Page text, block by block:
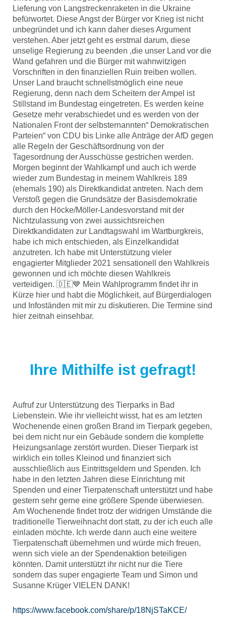
Lieferung von Langstreckenraketen in die Ukraine
befürwortet. Diese Angst der Bürger vor Krieg ist nicht
unbegründet und ich kann daher dieses Argument
verstehen. Aber jetzt geht es erstmal darum, diese
unselige Regierung zu beenden ,die unser Land vor die
Wand gefahren und die Bürger mit wahnwitzigen
Vorschriften in den finanziellen Ruin treiben wollen.
Unser Land braucht schnellstmöglich eine neue
Regierung, denn nach dem Scheitern der Ampel ist
Stillstand im Bundestag eingetreten. Es werden keine
Gesetze mehr verabschiedet und es werden von der
Nationalen Front der selbsternannten“ Demokratischen
Parteien“ von CDU bis Linke alle Anträge der AfD gegen
alle Regeln der Geschäftsordnung von der
Tagesordnung der Ausschüsse gestrichen werden.
Morgen beginnt der Wahlkampf und auch ich werde
wieder zum Bundestag in meinem Wahlkreis 189
(ehemals 190) als Direktkandidat antreten. Nach dem
Verstoß gegen die Grundsätze der Basisdemokratie
durch den Höcke/Möller-Landesvorstand mit der
Nichtzulassung von zwei aussichtsreichen
Direktkandidaten zur Landtagswahl im Wartburgkreis,
habe ich mich entschieden, als Einzelkandidat
anzutreten. Ich habe mit Unterstützung vieler
engagierter Mitglieder 2021 sensationell den Wahlkreis
gewonnen und ich möchte diesen Wahlkreis
verteidigen. 🇩🇪💙 Mein Wahlprogramm findet ihr in
Kürze hier und habt die Möglichkeit, auf Bürgerdialogen
und Infoständen mit mir zu diskutieren. Die Termine sind
hier zeitnah einsehbar.
Ihre Mithilfe ist gefragt!
Aufruf zur Unterstützung des Tierparks in Bad
Liebenstein. Wie ihr vielleicht wisst, hat es am letzten
Wochenende einen großen Brand im Tierpark gegeben,
bei dem nicht nur ein Gebäude sondern die komplette
Heizungsanlage zerstört wurden. Dieser Tierpark ist
wirklich ein tolles Kleinod und finanziert sich
ausschließlich aus Eintrittsgeldern und Spenden. Ich
habe in den letzten Jahren diese Einrichtung mit
Spenden und einer Tierpatenschaft unterstützt und habe
gestern sehr gerne eine größere Spende überwiesen.
Am Wochenende findet trotz der widrigen Umstände die
traditionelle Tierweihnacht dort statt, zu der ich euch alle
einladen möchte. Ich werde dann auch eine weitere
Tierpatenschaft übernehmen und würde mich freuen,
wenn sich viele an der Spendenaktion beteiligen
könnten. Damit unterstützt ihr nicht nur die Tiere
sondern das super engagierte Team und Simon und
Susanne Krüger VIELEN DANK!
https://www.facebook.com/share/p/18NjSTaKCE/